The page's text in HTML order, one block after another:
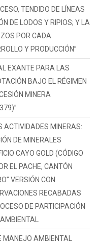
TENDIDO DE LÍNEAS
DE LODOS Y RIPIOS; Y LA
POR CADA
Y PRODUCCIÓN”
EXANTE PARA LAS
BAJO EL RÉGIMEN
MINERA
ACTIVIDADES MINERAS:
DE MINERALES
CAYO GOLD (CÓDIGO
EL PACHE, CANTÓN
VERSIÓN CON
RECABADAS
DE PARTICIPACIÓN
MANEJO AMBIENTAL